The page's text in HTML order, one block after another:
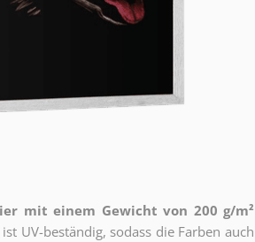
mit einem Gewicht von 200 g/m²
UV-beständig, sodass die Farben auch